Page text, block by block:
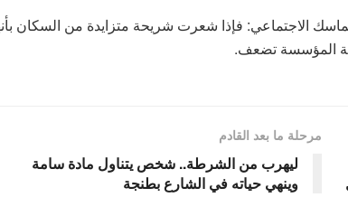
الاجتماعي: فإذا شعرت شريحة متزايدة من السكان
المؤسسة تضعف.
مرحلة ما بعد القادم
ليهرب من الشرطة.. شخص يتناول مادة سامة
وينهي حياته في الشارع بطنجة